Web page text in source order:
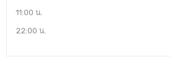
11:00 น.
22:00 น.